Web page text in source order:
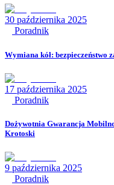
30 października 2025
Poradnik
Wymiana kół: bezpieczeństwo
17 października 2025
Poradnik
Dożywotnia Gwarancja
Krotoski
9 października 2025
Poradnik